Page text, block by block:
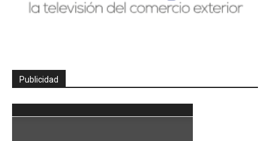
Publicidad